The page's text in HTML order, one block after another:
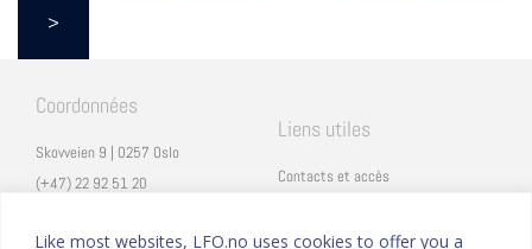
Like most websites, LFO.no uses cookies to offer you a
>
Coordonnées
Skovveien 9 | 0257 Oslo
(+47) 22 92 51 20
Vulkan 11 | 0178 Oslo
Liens utiles
Contacts et accès
Mentions légales